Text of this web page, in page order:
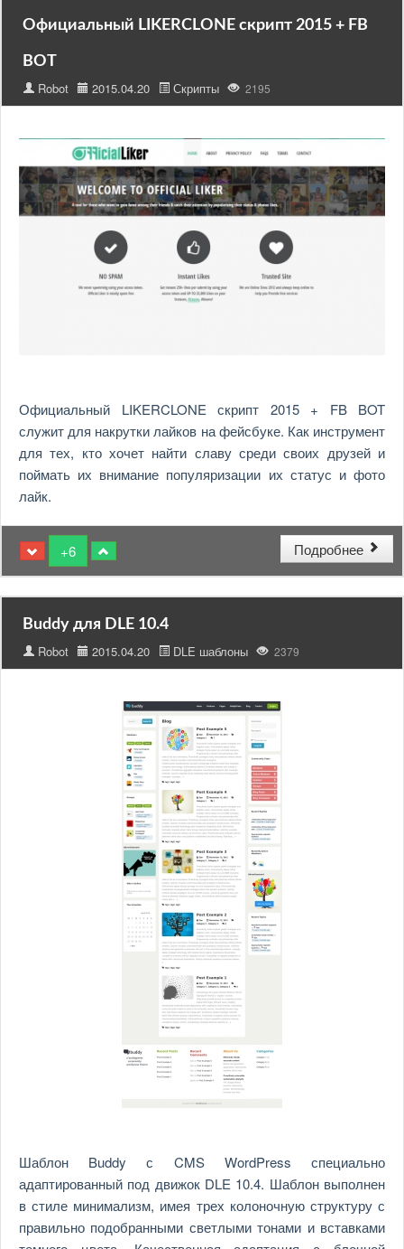
Официальный LIKERCLONE скрипт 2015 + FB
BOT
Robot 2015.04.20 Скрипты 2195
Официальный LIKERCLONE скрипт 2015 + FB BOT
служит для накрутки лайков на фейсбуке. Как инструмент
для тех, кто хочет найти славу среди своих друзей и
поймать их внимание популяризации их статус и фото
лайк.
+6 Подробнее
Buddy для DLE 10.4
Robot 2015.04.20 DLE шаблоны 2379
Шаблон Buddy с CMS WordPress специально
адаптированный под движок DLE 10.4. Шаблон выполнен
в стиле минимализм, имея трех колоночную структуру с
правильно подобранными светлыми тонами и вставками